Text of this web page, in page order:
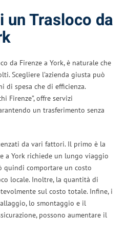
un Trasloco da
da Firenze a York, è naturale che
Scegliere l’azienda giusta può
di spesa che di efficienza.
Firenze”, offre servizi
un trasferimento senza
da vari fattori. Il primo è la
a York richiede un lungo viaggio
quindi comportare un costo
locale. Inoltre, la quantità di
sul costo totale. Infine, i
lo smontaggio e il
possono aumentare il